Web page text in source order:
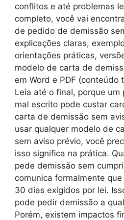
conflitos e até problemas
completo, você vai
de pedido de demissão
explicações claras,
orientações práticas,
modelo de carta de
em Word e PDF (conteúdo
Leia até o final, porque um
mal escrito pode custar
carta de demissão sem
usar qualquer modelo de
sem aviso prévio, você
isso significa na prática.
pede demissão sem
comunica formalmente
30 dias exigidos por lei.
pode pedir demissão a
Porém, existem impactos